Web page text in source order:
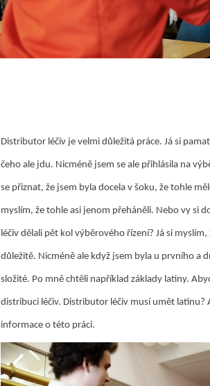
Distributor léčiv je velmi důležitá práce. Já si
čeho ale jdu. Nicméně jsem se ale přihlásila na
se přiznat, že jsem byla docela v šoku, že tohle
myslím, že tohle asi jenom přeháněli. Nebo vy si
léčiv dělali pět kol výběrového řízení? Já si
důležitě. Nicméně ale když jsem byla u prvního a
složité. Po mně chtěli například základy latiny.
distribuci léčiv. Distributor léčiv musí umět latinu?
informace o této práci.